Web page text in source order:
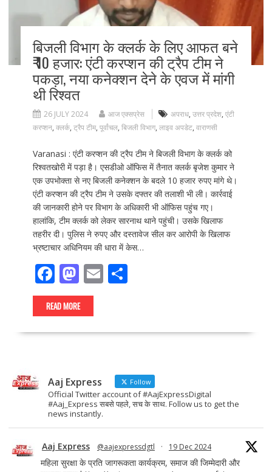
बिजली विभाग के क्लर्क के लिए आफत बने
₹ 10 हजार: एंटी करप्शन की ट्रैप टीम ने
पकड़ा, नया कनेक्शन देने के एवज में मांगी
थी रिश्वत
26 JULY 2024 आज एक्सप्रेस अपराध, उत्तर प्रदेश, एंटी
करप्शन, क्लर्क, ट्रैप टीम, पूर्वांचल, बिजली विभाग, लाइव अपडेट, वाराणसी
Varanasi : एंटी करप्शन की ट्रैप टीम ने बिजली विभाग के क्लर्क को
रिश्वतखोरी में पड़ा है। एसडीओ ऑफिस में तैनात क्लर्क बृजेश कुमार ने
एक उपभोक्ता से नए बिजली कनेक्शन के बदले 10 हजार रुपए मांगे थे।
एंटी करप्शन की ट्रैप टीम ने उसके दफ्तर की तलाशी भी ली। कार्रवाई
की जानकारी होने पर विभाग के अधिकारी भी ऑफिस पहुंच गए।
हालांकि, टीम क्लर्क को लेकर सारनाथ थाने पहुंची। उसके खिलाफ
तहरीर दी। पुलिस ने रुपए और दस्तावेज सील कर आरोपी के खिलाफ
भ्रष्टाचार अधिनियम की धारा में केस…
F
ac
e
b
k
M
as
to
d
E
l
S
e
READ MORE
Aaj Express Follow
Official Twitter account of #AajExpressDigital
#Aaj_Express सबसे पहले, सच के साथ. Follow us to get the
news instantly.
Aaj Express @aajexpressdgtl · 19 Dec 2024
महिला सुरक्षा के प्रति जागरूकता कार्यक्रम, समाज की जिम्मेदारी और